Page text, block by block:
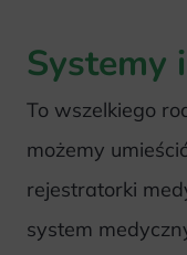
Systemy
To wszelkiego
możemy
rejestratorki
system